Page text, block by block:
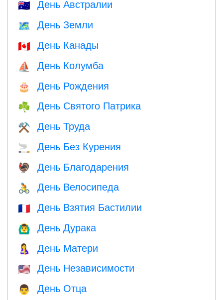
🇦🇺 День Австралии
🗺️ День Земли
🇨🇦 День Канады
⛵️ День Колумба
🎂 День Рождения
☘️ День Святого Патрика
⚒️ День Труда
🚬 День Без Курения
🦃 День Благодарения
🚴 День Велосипеда
🇫🇷 День Взятия Бастилии
🙆‍♂️ День Дурака
🤱 День Матери
🇺🇸 День Независимости
👨 День Отца